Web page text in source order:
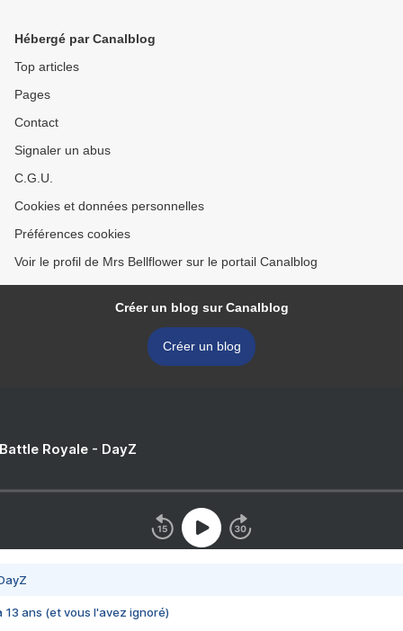
Hébergé par Canalblog
Top articles
Pages
Contact
Signaler un abus
C.G.U.
Cookies et données personnelles
Préférences cookies
Voir le profil de Mrs Bellflower sur le portail Canalblog
Créer un blog sur Canalblog
Créer un blog
Royale - DayZ
13 ans (et vous l'avez ignoré)